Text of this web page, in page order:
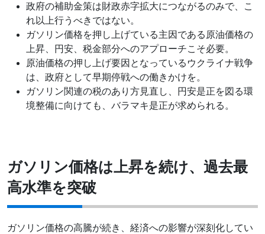
政府の補助金策は財政赤字拡大につながるのみで、こ
れ以上行うべきではない。
ガソリン価格を押し上げている主因である原油価格の
上昇、円安、税金部分へのアプローチこそ必要。
原油価格の押し上げ要因となっているウクライナ戦争
は、政府として早期停戦への働きかけを。
ガソリン関連の税のあり方見直し、円安是正を図る環
境整備に向けても、バラマキ是正が求められる。
ガソリン価格は上昇を続け、過去最
高水準を突破
ガソリン価格の高騰が続き、経済への影響が深刻化してい